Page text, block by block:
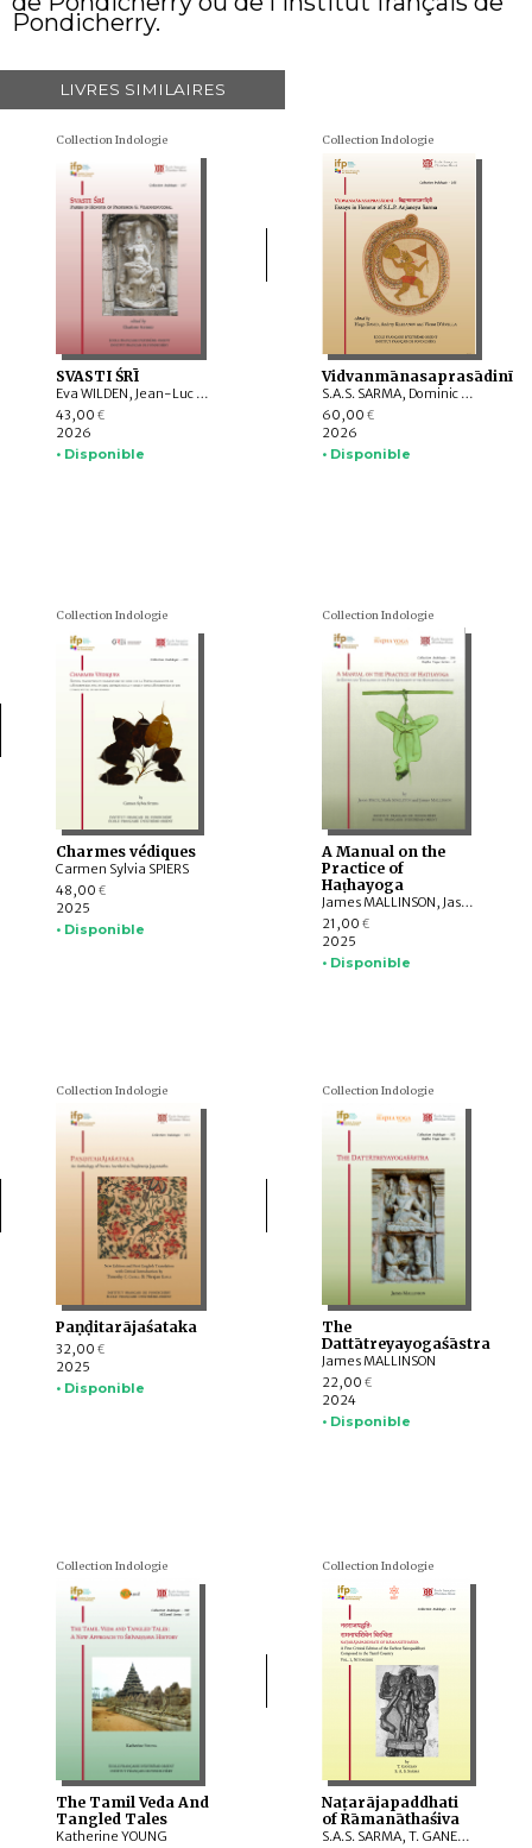
Pondicherry.
LIVRES SIMILAIRES
Collection Indologie
SVASTI ŚRĪ
Eva WILDEN, Jean-Luc CHEVILLARD, Valérie GILLET, Charlotte SCHMID, Emmanuel FRANCIS-GONZE, Dominic GOODALL, T. RAJESWARI, Indra MANUEL, G. VIJAYAVENUGOPAL, Bharati RAMAN, Y. SUBBARAYALU, Withney COX, Leslie C. ORR, Appasamy MURUGAIYAN, C. Ve SHANMUGAM
43,00 €
2026
• Disponible
Collection Indologie
Vidvanmānasaprasādinī
S.A.S. SARMA, Dominic GOODALL, Harunaga ISAACSON, Suganya ANANDAKICHENIN, Hugo DAVID, Kei KATAOKA, Victor D’AVELLA, Giovanni CIOTTI, Andrey KLEBANOV, Émilie AUSSANT, Maria Piera CANDOTTI, Tiziana PONTILLO, Sibylle KOCH, Vincenzo VERGIANI, Timothy C. CAHILL, Somedeva VASUDEVA, Luther OBROCK, M. VINOTH, Maṇi DRĀVIḌA, Akane SAITO, Alex WATSON, Daniele CUNEO, Yūto KAWAMURA
60,00 €
2026
• Disponible
Collection Indologie
Charmes védiques
Carmen Sylvia SPIERS
48,00 €
2025
• Disponible
Collection Indologie
A Manual on the
Practice of
Haṭhayoga
James MALLINSON, Jason BIRCH, Mark SINGLETON
21,00 €
2025
• Disponible
Collection Indologie
Paṇḍitarājaśataka
32,00 €
2025
• Disponible
Collection Indologie
The
Dattātreyayogaśāstra
James MALLINSON
22,00 €
2024
• Disponible
Collection Indologie
The Tamil Veda And
Tangled Tales
Katherine YOUNG
Collection Indologie
Naṭarājapaddhati
of Rāmanāthaśiva
S.A.S. SARMA, T. GANESAN